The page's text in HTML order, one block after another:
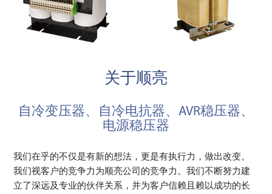
关于顺亮
自冷变压器、自冷电抗器、AVR稳压器、
电源稳压器
我们在乎的不仅是有新的想法，更是有执行力，做出改变。
我们视客户的竞争力为顺亮公司的竞争力。我们不断努力建
立了深远及专业的伙伴关系，并为客户信赖且赖以成功的长